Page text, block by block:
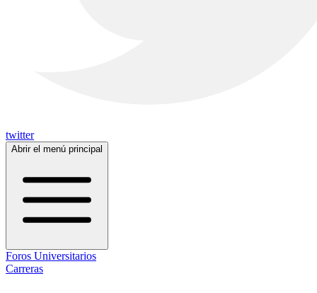
twitter
Abrir el menú principal
Foros Universitarios
Carreras